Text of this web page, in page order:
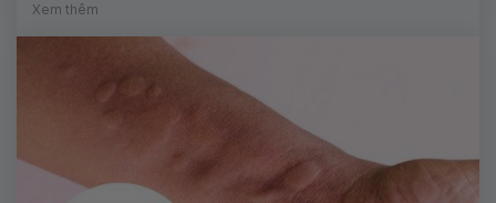
Xem thêm